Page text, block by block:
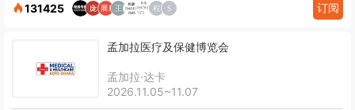
131425 订阅
孟加拉医疗及保健博览会
孟加拉·达卡
2026.11.05~11.07